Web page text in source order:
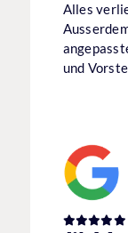
Alles
und